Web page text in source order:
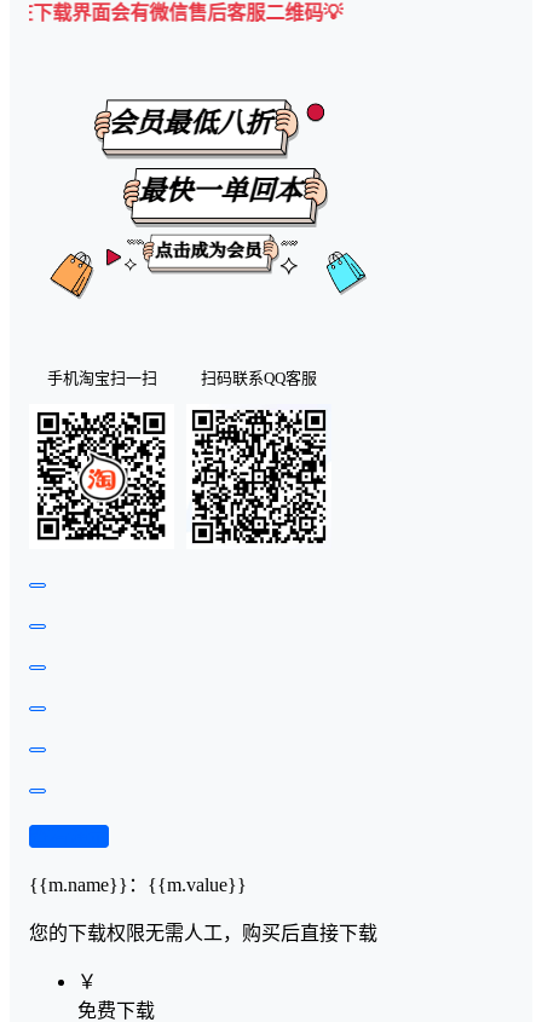
界面会有微信售后客服二维码💡
手机淘宝扫一扫 扫码联系QQ客服
{{m.name}} ： {{m.value}}
您的下载权限无需人工，购买后直接下载
￥
免费下载